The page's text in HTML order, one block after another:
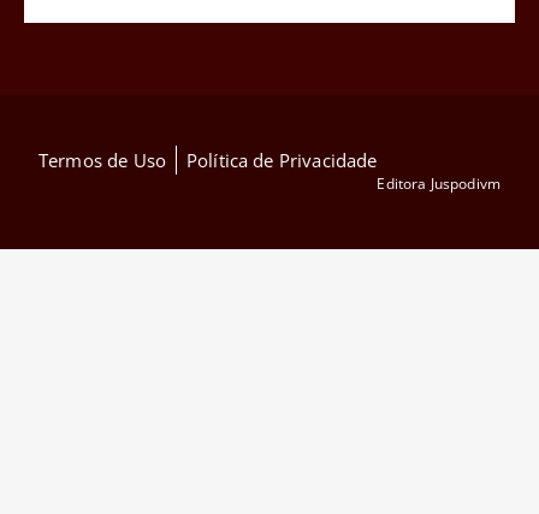
Termos de Uso Política de Privacidade
Editora Juspodivm